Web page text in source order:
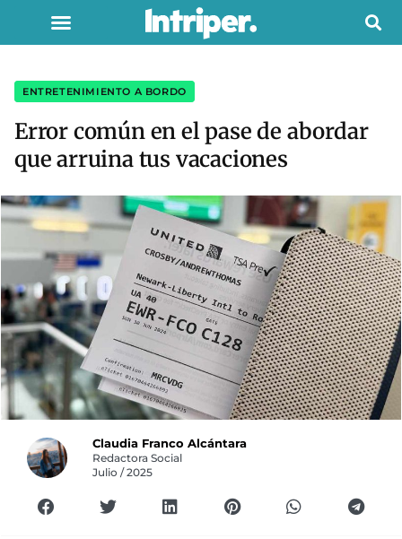
ENTRETENIMIENTO A BORDO
Error común en el pase de abordar
que arruina tus vacaciones
Claudia Franco Alcántara
Redactora Social
Julio / 2025